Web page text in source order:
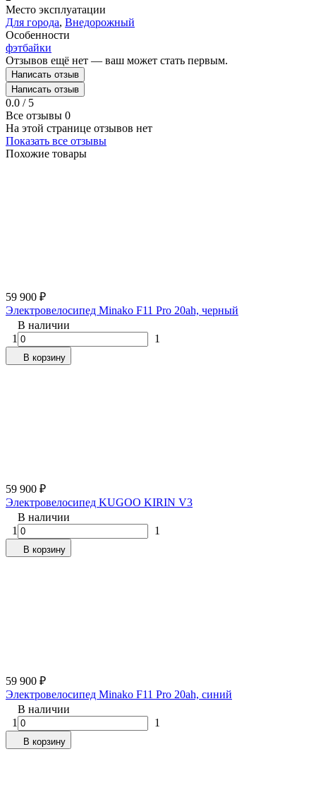
Место эксплуатации
Для города, Внедорожный
Особенности
фэтбайки
Отзывов ещё нет — ваш может стать первым.
Написать отзыв
Написать отзыв
0.0 / 5
Все отзывы 0
На этой странице отзывов нет
Показать все отзывы
Похожие товары
59 900 ₽
Электровелосипед Minako F11 Pro 20ah, черный
В наличии
1
1
В корзину
59 900 ₽
Электровелосипед KUGOO KIRIN V3
В наличии
1
1
В корзину
59 900 ₽
Электровелосипед Minako F11 Pro 20ah, синий
В наличии
1
1
В корзину